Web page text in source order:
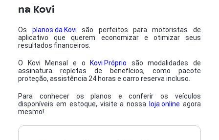
na Kovi
Os planos da Kovi são perfeitos para motoristas de
aplicativo que querem economizar e otimizar seus
resultados financeiros.
O Kovi Mensal e o Kovi Próprio são modalidades de
assinatura repletas de benefícios, como pacote
proteção, assistência 24 horas e carro reserva incluso.
Para conhecer os planos e conferir os veículos
disponíveis em estoque, visite a nossa
loja online agora
mesmo!